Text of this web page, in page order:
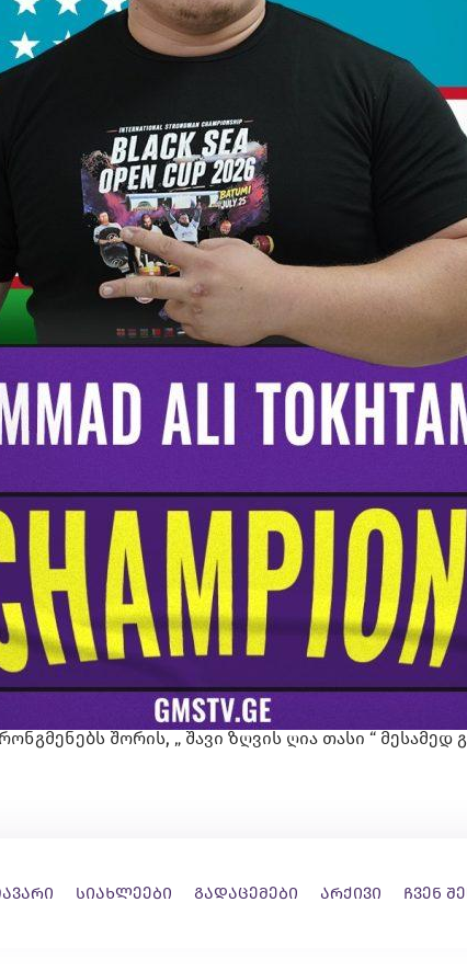
შორის, „ შავი ზღვის ღია თასი “ მესამედ
სიახლეები გადაცემები არქივი ჩვენ